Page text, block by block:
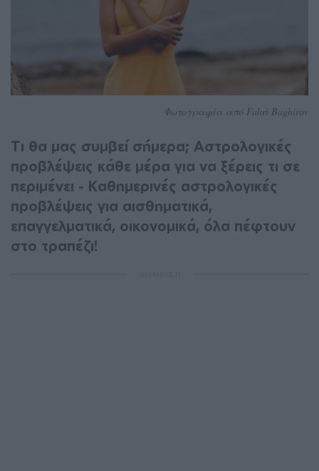
Φωτογραφία από Fahri Baghirov
Τι θα μας συμβεί σήμερα; Αστρολογικές
προβλέψεις κάθε μέρα για να ξέρεις τι σε
περιμένει - Καθημερινές αστρολογικές
προβλέψεις για αισθηματικά,
επαγγελματικά, οικονομικά, όλα πέφτουν
στο τραπέζι!